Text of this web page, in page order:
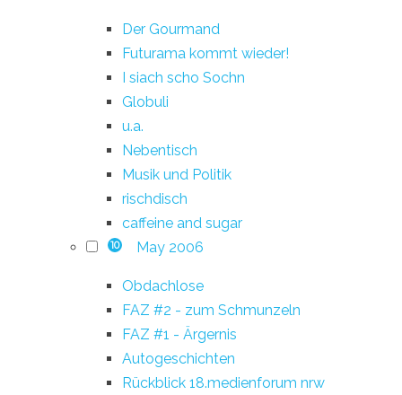
Der Gourmand
Futurama kommt wieder!
I siach scho Sochn
Globuli
u.a.
Nebentisch
Musik und Politik
rischdisch
caffeine and sugar
10 May 2006
Obdachlose
FAZ #2 - zum Schmunzeln
FAZ #1 - Ärgernis
Autogeschichten
Rückblick 18.medienforum nrw